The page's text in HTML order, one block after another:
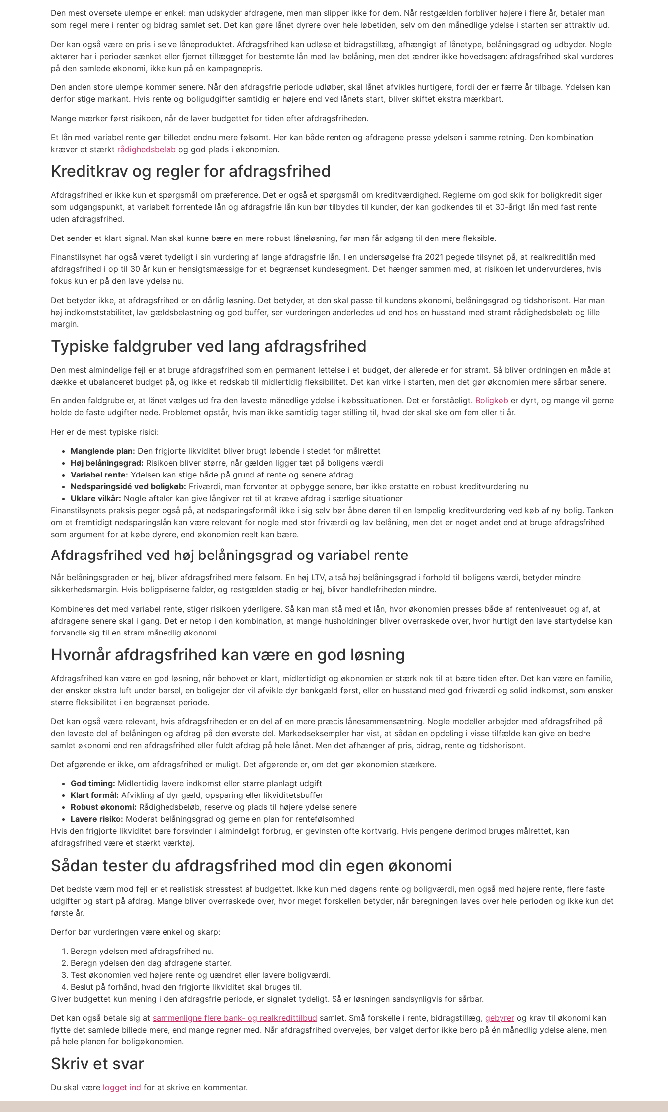
Den mest oversete ulempe er enkel: man udskyder afdragene, men man slipper ikke for dem. Når restgælden forbliver højere i flere år, betaler man
som regel mere i renter og bidrag samlet set. Det kan gøre lånet dyrere over hele løbetiden, selv om den månedlige ydelse i starten ser attraktiv ud.
Der kan også være en pris i selve låneproduktet. Afdragsfrihed kan udløse et bidragstillæg, afhængigt af lånetype, belåningsgrad og udbyder. Nogle
aktører har i perioder sænket eller fjernet tillægget for bestemte lån med lav belåning, men det ændrer ikke hovedsagen: afdragsfrihed skal vurderes
på den samlede økonomi, ikke kun på en kampagnepris.
Den anden store ulempe kommer senere. Når den afdragsfrie periode udløber, skal lånet afvikles hurtigere, fordi der er færre år tilbage. Ydelsen kan
derfor stige markant. Hvis rente og boligudgifter samtidig er højere end ved lånets start, bliver skiftet ekstra mærkbart.
Mange mærker først risikoen, når de laver budgettet for tiden efter afdragsfriheden.
Et lån med variabel rente gør billedet endnu mere følsomt. Her kan både renten og afdragene presse ydelsen i samme retning. Den kombination
kræver et stærkt rådighedsbeløb og god plads i økonomien.
Kreditkrav og regler for afdragsfrihed
Afdragsfrihed er ikke kun et spørgsmål om præference. Det er også et spørgsmål om kreditværdighed. Reglerne om god skik for boligkredit siger
som udgangspunkt, at variabelt forrentede lån og afdragsfrie lån kun bør tilbydes til kunder, der kan godkendes til et 30-årigt lån med fast rente
uden afdragsfrihed.
Det sender et klart signal. Man skal kunne bære en mere robust låneløsning, før man får adgang til den mere fleksible.
Finanstilsynet har også været tydeligt i sin vurdering af lange afdragsfrie lån. I en undersøgelse fra 2021 pegede tilsynet på, at realkreditlån med
afdragsfrihed i op til 30 år kun er hensigtsmæssige for et begrænset kundesegment. Det hænger sammen med, at risikoen let undervurderes, hvis
fokus kun er på den lave ydelse nu.
Det betyder ikke, at afdragsfrihed er en dårlig løsning. Det betyder, at den skal passe til kundens økonomi, belåningsgrad og tidshorisont. Har man
høj indkomststabilitet, lav gældsbelastning og god buffer, ser vurderingen anderledes ud end hos en husstand med stramt rådighedsbeløb og lille
margin.
Typiske faldgruber ved lang afdragsfrihed
Den mest almindelige fejl er at bruge afdragsfrihed som en permanent lettelse i et budget, der allerede er for stramt. Så bliver ordningen en måde at
dække et ubalanceret budget på, og ikke et redskab til midlertidig fleksibilitet. Det kan virke i starten, men det gør økonomien mere sårbar senere.
En anden faldgrube er, at lånet vælges ud fra den laveste månedlige ydelse i købssituationen. Det er forståeligt. Boligkøb er dyrt, og mange vil gerne
holde de faste udgifter nede. Problemet opstår, hvis man ikke samtidig tager stilling til, hvad der skal ske om fem eller ti år.
Her er de mest typiske risici:
Manglende plan: Den frigjorte likviditet bliver brugt løbende i stedet for målrettet
Høj belåningsgrad: Risikoen bliver større, når gælden ligger tæt på boligens værdi
Variabel rente: Ydelsen kan stige både på grund af rente og senere afdrag
Nedsparingsidé ved boligkøb: Friværdi, man forventer at opbygge senere, bør ikke erstatte en robust kreditvurdering nu
Uklare vilkår: Nogle aftaler kan give långiver ret til at kræve afdrag i særlige situationer
Finanstilsynets praksis peger også på, at nedsparingsformål ikke i sig selv bør åbne døren til en lempelig kreditvurdering ved køb af ny bolig. Tanken
om et fremtidigt nedsparingslån kan være relevant for nogle med stor friværdi og lav belåning, men det er noget andet end at bruge afdragsfrihed
som argument for at købe dyrere, end økonomien reelt kan bære.
Afdragsfrihed ved høj belåningsgrad og variabel rente
Når belåningsgraden er høj, bliver afdragsfrihed mere følsom. En høj LTV, altså høj belåningsgrad i forhold til boligens værdi, betyder mindre
sikkerhedsmargin. Hvis boligpriserne falder, og restgælden stadig er høj, bliver handlefriheden mindre.
Kombineres det med variabel rente, stiger risikoen yderligere. Så kan man stå med et lån, hvor økonomien presses både af renteniveauet og af, at
afdragene senere skal i gang. Det er netop i den kombination, at mange husholdninger bliver overraskede over, hvor hurtigt den lave startydelse kan
forvandle sig til en stram månedlig økonomi.
Hvornår afdragsfrihed kan være en god løsning
Afdragsfrihed kan være en god løsning, når behovet er klart, midlertidigt og økonomien er stærk nok til at bære tiden efter. Det kan være en familie,
der ønsker ekstra luft under barsel, en boligejer der vil afvikle dyr bankgæld først, eller en husstand med god friværdi og solid indkomst, som ønsker
større fleksibilitet i en begrænset periode.
Det kan også være relevant, hvis afdragsfriheden er en del af en mere præcis lånesammensætning. Nogle modeller arbejder med afdragsfrihed på
den laveste del af belåningen og afdrag på den øverste del. Markedseksempler har vist, at sådan en opdeling i visse tilfælde kan give en bedre
samlet økonomi end ren afdragsfrihed eller fuldt afdrag på hele lånet. Men det afhænger af pris, bidrag, rente og tidshorisont.
Det afgørende er ikke, om afdragsfrihed er muligt. Det afgørende er, om det gør økonomien stærkere.
God timing: Midlertidig lavere indkomst eller større planlagt udgift
Klart formål: Afvikling af dyr gæld, opsparing eller likviditetsbuffer
Robust økonomi: Rådighedsbeløb, reserve og plads til højere ydelse senere
Lavere risiko: Moderat belåningsgrad og gerne en plan for rentefølsomhed
Hvis den frigjorte likviditet bare forsvinder i almindeligt forbrug, er gevinsten ofte kortvarig. Hvis pengene derimod bruges målrettet, kan
afdragsfrihed være et stærkt værktøj.
Sådan tester du afdragsfrihed mod din egen økonomi
Det bedste værn mod fejl er et realistisk stresstest af budgettet. Ikke kun med dagens rente og boligværdi, men også med højere rente, flere faste
udgifter og start på afdrag. Mange bliver overraskede over, hvor meget forskellen betyder, når beregningen laves over hele perioden og ikke kun det
første år.
Derfor bør vurderingen være enkel og skarp:
Beregn ydelsen med afdragsfrihed nu.
Beregn ydelsen den dag afdragene starter.
Test økonomien ved højere rente og uændret eller lavere boligværdi.
Beslut på forhånd, hvad den frigjorte likviditet skal bruges til.
Giver budgettet kun mening i den afdragsfrie periode, er signalet tydeligt. Så er løsningen sandsynligvis for sårbar.
Det kan også betale sig at sammenligne flere bank- og realkredittilbud samlet. Små forskelle i rente, bidragstillæg, gebyrer og krav til økonomi kan
flytte det samlede billede mere, end mange regner med. Når afdragsfrihed overvejes, bør valget derfor ikke bero på én månedlig ydelse alene, men
på hele planen for boligøkonomien.
Skriv et svar
Du skal være logget ind for at skrive en kommentar.